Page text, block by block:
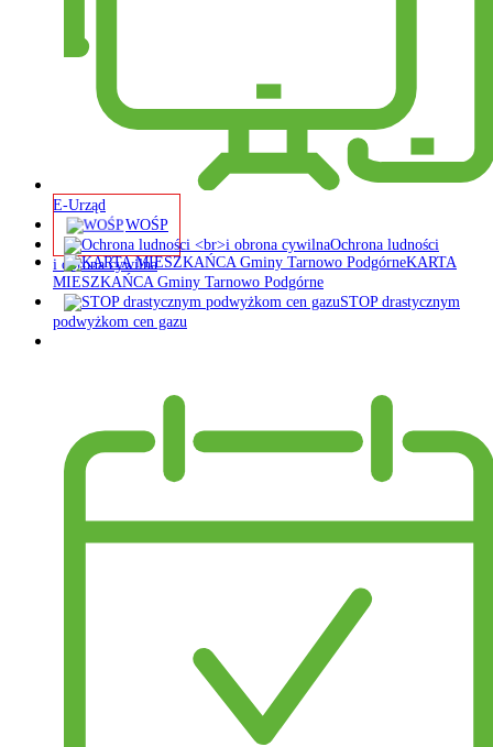
E-Urząd
WOŚP
Ochrona ludności
i obrona cywilna
KARTA
MIESZKAŃCA Gminy Tarnowo Podgórne
STOP drastycznym
podwyżkom cen gazu